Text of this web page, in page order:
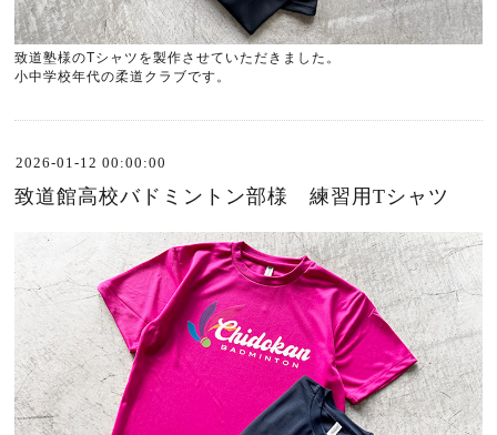
致道塾様のTシャツを製作させていただきました。
小中学校年代の柔道クラブです。
2026-01-12 00:00:00
致道館高校バドミントン部様 練習用Tシャツ